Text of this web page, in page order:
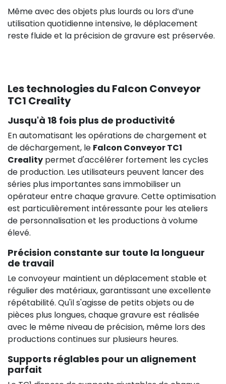
Même avec des objets plus lourds ou lors d’une
utilisation quotidienne intensive, le déplacement
reste fluide et la précision de gravure est préservée.
Les technologies du Falcon Conveyor
TC1 Creality
Jusqu'à 18 fois plus de productivité
En automatisant les opérations de chargement et
de déchargement, le Falcon Conveyor TC1
Creality permet d'accélérer fortement les cycles
de production. Les utilisateurs peuvent lancer des
séries plus importantes sans immobiliser un
opérateur entre chaque gravure. Cette optimisation
est particulièrement intéressante pour les ateliers
de personnalisation et les productions à volume
élevé.
Précision constante sur toute la longueur
de travail
Le convoyeur maintient un déplacement stable et
régulier des matériaux, garantissant une excellente
répétabilité. Qu'il s'agisse de petits objets ou de
pièces plus longues, chaque gravure est réalisée
avec le même niveau de précision, même lors des
productions continues sur plusieurs heures.
Supports réglables pour un alignement
parfait